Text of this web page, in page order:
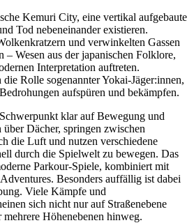
Kemuri City, eine vertikal aufgebaute
Tod nebeneinander existieren.
und verwinkelten Gassen
– Wesen aus der japanischen Folklore,
Interpretation auftreten.
Rolle sogenannter Yokai-Jäger:innen,
aufspüren und bekämpfen.
klar auf Bewegung und
Dächer, springen zwischen
die Luft und nutzen verschiedene
durch die Spielwelt zu bewegen. Das
Parkour-Spiele, kombiniert mit
Besonders auffällig ist dabei
Viele Kämpfe und
sich nicht nur auf Straßenebene
mehrere Höhenebenen hinweg.